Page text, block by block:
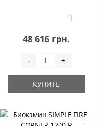
0
48 616 грн.
- +
КУПИТЬ